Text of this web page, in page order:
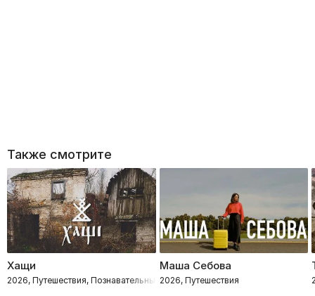
Также смотрите
Хащи
2026, Путешествия, Познавательные
Маша Себова
2026, Путешествия